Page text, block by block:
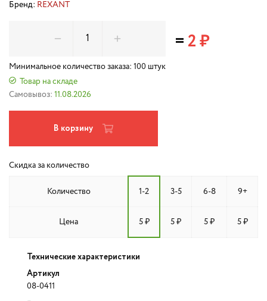
Бренд: REXANT
Минимальное количество заказа: 100 штук
Товар на складе
Самовывоз: 11.08.2026
=2 ₽
В корзину
Скидка за количество
Количество 1-2 3-5 6-8 9+
Цена 5 ₽ 5 ₽ 5 ₽ 5 ₽
Технические характеристики
Артикул
08-0411